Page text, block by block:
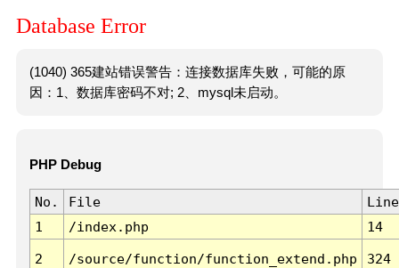
Database Error
(1040) 365建站错误警告：连接数据库失败，可能的原
因：1、数据库密码不对; 2、mysql未启动。
PHP Debug
No. File
Line
1
/index.php 14
2 /source/function/function_extend.php 324